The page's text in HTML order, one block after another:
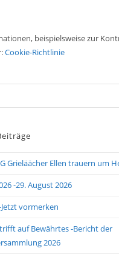
beispielsweise zur
Cookie-Richtlinie
Grieläächer Ellen trauern um
-29. August 2026
vormerken
auf Bewährtes -Bericht der
2026